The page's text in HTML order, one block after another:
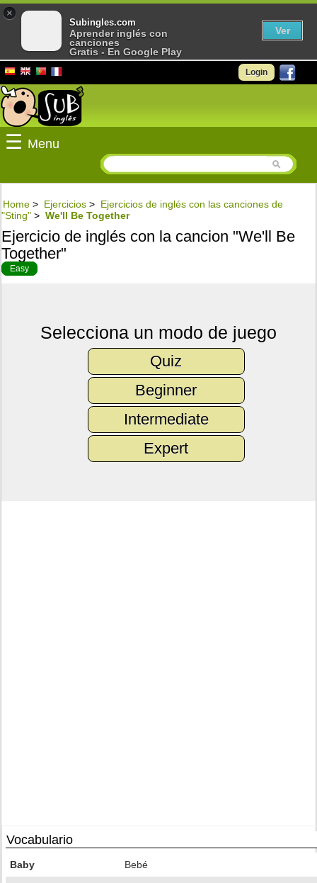
Login
☰ Menu
Home > Ejercicios > Ejercicios de inglés con las canciones de
"Sting" > We'll Be Together
Ejercicio de inglés con la cancion "We'll Be
Together"
Easy
Selecciona un modo de juego
Quiz
Beginner
Intermediate
Expert
Vocabulario
Baby Bebé
×
Subingles.com
Aprender inglés con
canciones
Gratis - En Google Play
Ver